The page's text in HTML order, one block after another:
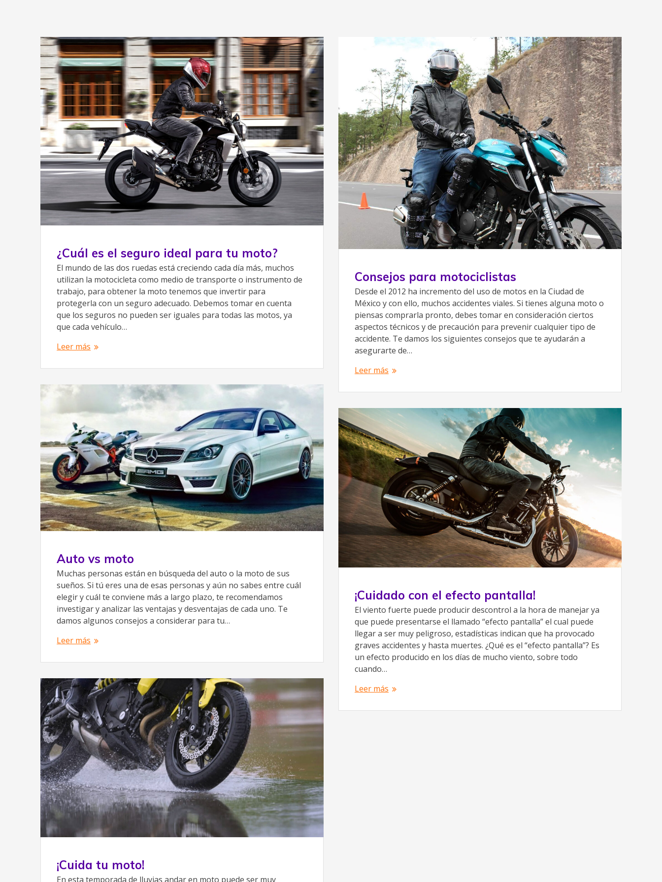
¿Cuál es el seguro ideal para tu moto?
El mundo de las dos ruedas está creciendo cada día más, muchos
utilizan la motocicleta como medio de transporte o instrumento de
trabajo, para obtener la moto tenemos que invertir para
protegerla con un seguro adecuado. Debemos tomar en cuenta
que los seguros no pueden ser iguales para todas las motos, ya
que cada vehículo…
Leer más
Consejos para motociclistas
Desde el 2012 ha incremento del uso de motos en la Ciudad de
México y con ello, muchos accidentes viales. Si tienes alguna moto o
piensas comprarla pronto, debes tomar en consideración ciertos
aspectos técnicos y de precaución para prevenir cualquier tipo de
accidente. Te damos los siguientes consejos que te ayudarán a
asegurarte de…
Leer más
Auto vs moto
Muchas personas están en búsqueda del auto o la moto de sus
sueños. Si tú eres una de esas personas y aún no sabes entre cuál
elegir y cuál te conviene más a largo plazo, te recomendamos
investigar y analizar las ventajas y desventajas de cada uno. Te
damos algunos consejos a considerar para tu…
Leer más
¡Cuidado con el efecto pantalla!
El viento fuerte puede producir descontrol a la hora de manejar ya
que puede presentarse el llamado “efecto pantalla” el cual puede
llegar a ser muy peligroso, estadísticas indican que ha provocado
graves accidentes y hasta muertes. ¿Qué es el “efecto pantalla”? Es
un efecto producido en los días de mucho viento, sobre todo
cuando…
Leer más
¡Cuida tu moto!
En esta temporada de lluvias andar en moto puede ser muy